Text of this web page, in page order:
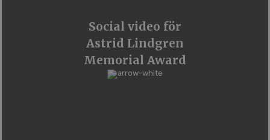
Social video för
Astrid Lindgren
Memorial Award